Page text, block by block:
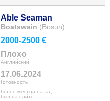
Able Seaman
Boatswain (Bosun)
2000-2500 €
Плохо
Английский
17.06.2024
Готовность
более месяца назад
был на сайте